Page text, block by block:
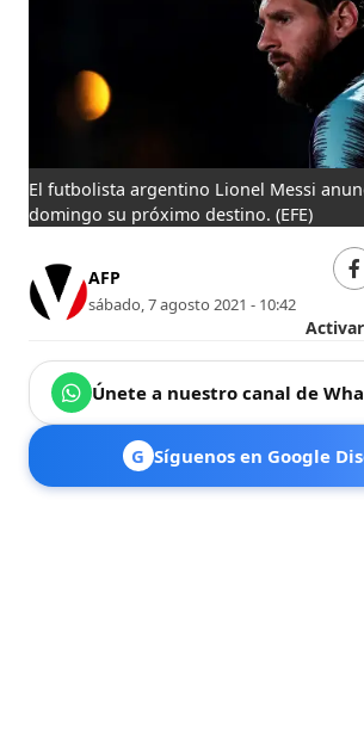
El futbolista argentino Lionel Messi
domingo su próximo destino. (EFE)
AFP
sábado, 7 agosto 2021 - 10:42
Únete a nuestro canal de
G Síguenos en Google